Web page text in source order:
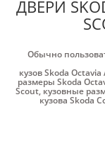
ДВЕРИ
Обычно
кузов Skoda Octavia
размеры Skoda
Scout, кузовные
кузова Skoda